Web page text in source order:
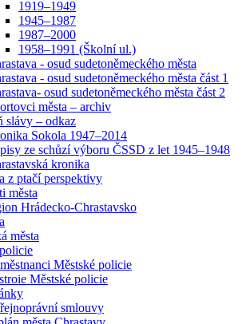
1919–1949
1945–1987
1987–2000
1958–1991 (Školní ul.)
- osud sudetoněmeckého města
- osud sudetoněmeckého města část 1
osud sudetoněmeckého města část 2
města – archiv
slávy – odkaz
Sokola 1947–2014
ze schůzí výboru ČSSD z let 1945–1948
kronika
z ptačí perspektivy
města
Hrádecko-Chrastavsko
města
Městské policie
Městské policie
smlouvy